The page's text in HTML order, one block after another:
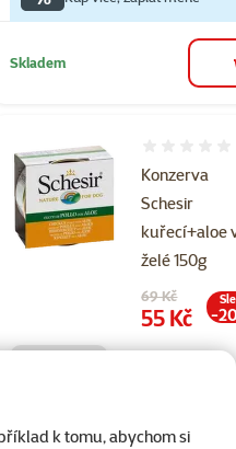
k tomu, abychom si
Skladem
Konzerva
Schesir
kuřecí+aloe
želé 150g
Původní cena
69 Kč
Cena
55 Kč -
Skladem